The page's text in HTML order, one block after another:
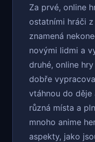
Za prvé, online
ostatními hráči
znamená
novými lidmi a
druhé, online
dobře
vtáhnou do děje
různá místa a
mnoho anime
aspekty, jako